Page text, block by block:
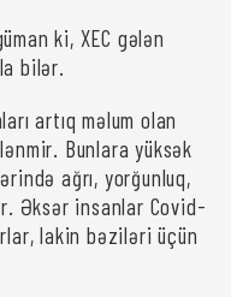
ki, XEC gələn
bilər.
artıq məlum olan
Bunlara yüksək
ağrı, yorğunluq,
Əksər insanlar Covid-
lakin bəziləri üçün